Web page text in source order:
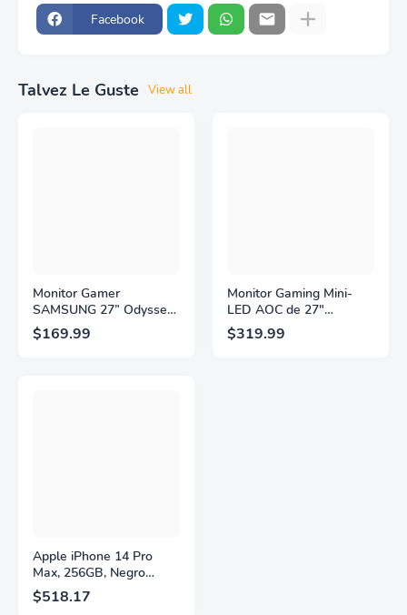
Facebook
Talvez Le Guste View all
Monitor Gamer
SAMSUNG 27” Odyssey
G5 G53F con Resolución
QHD, HDR10,
$169.99
Monitor Gaming Mini-
LED AOC de 27"
Pulgadas, QHD
2560×1440, 320Hz, 1ms
$319.99
Apple iPhone 14 Pro
Max, 256GB, Negro
Espacial - Desbloqueado
(Renovado)
$518.17